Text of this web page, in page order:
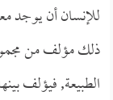
للإنسان أن يوجد
ذلك مؤلف من
الطبيعة, فيؤلف